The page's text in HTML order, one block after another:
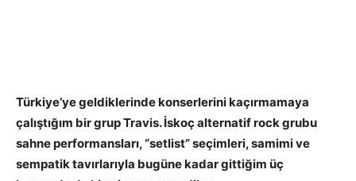
Türkiye’ye geldiklerinde konserlerini kaçırmamaya
çalıştığım bir grup Travis. İskoç alternatif rock grubu
sahne performansları, “setlist” seçimleri, samimi ve
sempatik tavırlarıyla bugüne kadar gittiğim üç